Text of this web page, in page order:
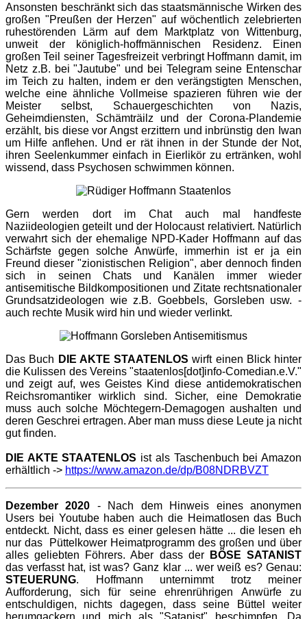
Ansonsten beschränkt sich das staatsmännische Wirken des
großen "Preußen der Herzen" auf wöchentlich zelebrierten
ruhestörenden Lärm auf dem Marktplatz von Wittenburg,
unweit der königlich-hoffmännischen Residenz. Einen
großen Teil seiner Tagesfreizeit verbringt Hoffmann damit, im
Netz z.B. bei "Jautube" und bei Telegram seine Entenschar
im Teich zu halten, indem er den verängstigten Menschen,
welche eine ähnliche Vollmeise spazieren führen wie der
Meister selbst, Schauergeschichten von Nazis,
Geheimdiensten, Schämträilz und der Corona-Plandemie
erzählt, bis diese vor Angst erzittern und inbrünstig den Iwan
um Hilfe anflehen. Und er rät ihnen in der Stunde der Not,
ihren Seelenkummer einfach in Eierlikör zu ertränken, wohl
wissend, dass Psychosen schwimmen können.
Gern werden dort im Chat auch mal handfeste
Naziideologien geteilt und der Holocaust relativiert. Natürlich
verwahrt sich der ehemalige NPD-Kader Hoffmann auf das
Schärfste gegen solche Anwürfe, immerhin ist er ja ein
Freund dieser "zionistischen Religion", aber dennoch finden
sich in seinen Chats und Kanälen immer wieder
antisemitische Bildkompositionen und Zitate rechtsnationaler
Grundsatzideologen wie z.B. Goebbels, Gorsleben usw. -
auch rechte Musik wird hin und wieder verlinkt.
Das Buch DIE AKTE STAATENLOS wirft einen Blick hinter
die Kulissen des Vereins "staatenlos[dot]info-Comedian.e.V."
und zeigt auf, wes Geistes Kind diese antidemokratischen
Reichsromantiker wirklich sind. Sicher, eine Demokratie
muss auch solche Möchtegern-Demagogen aushalten und
deren Geschrei ertragen. Aber man muss diese Leute ja nicht
gut finden.
DIE AKTE STAATENLOS ist als Taschenbuch bei Amazon
erhältlich -> https://www.amazon.de/dp/B08NDRBVZT
Dezember 2020 - Nach dem Hinweis eines anonymen
Users bei Youtube haben auch die Heimatlosen das Buch
entdeckt. Nicht, dass es einer gelesen hätte ... die lesen eh
nur das Püttelkower Heimatprogramm des großen und über
alles geliebten Föhrers. Aber dass der
BÖSE SATANIST
das verfasst hat, ist was? Ganz klar ... wer weiß es? Genau:
STEUERUNG. Hoffmann unternimmt trotz meiner
Aufforderung, sich für seine ehrenrührigen Anwürfe zu
entschuldigen, nichts dagegen, dass seine Büttel weiter
herumgackern und mich als "Satanist" beschimpfen. Da